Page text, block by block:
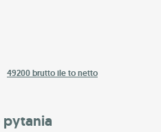
49200 brutto ile to netto
pytania